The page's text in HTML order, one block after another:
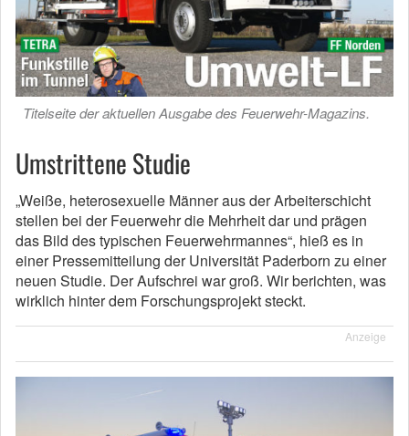
Titelseite der aktuellen Ausgabe des Feuerwehr-Magazins.
Umstrittene Studie
„Weiße, heterosexuelle Männer aus der Arbeiterschicht
stellen bei der Feuerwehr die Mehrheit dar und prägen
das Bild des typischen Feuerwehrmannes“, hieß es in
einer Pressemitteilung der Universität Paderborn zu einer
neuen Studie. Der Aufschrei war groß. Wir berichten, was
wirklich hinter dem Forschungsprojekt steckt.
Anzeige